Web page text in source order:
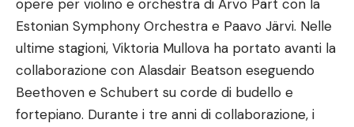
opere per violino e orchestra di Arvo Pärt con la
Estonian Symphony Orchestra e Paavo Järvi. Nelle
ultime stagioni, Viktoria Mullova ha portato avanti la
collaborazione con Alasdair Beatson eseguendo
Beethoven e Schubert su corde di budello e
fortepiano. Durante i tre anni di collaborazione, i